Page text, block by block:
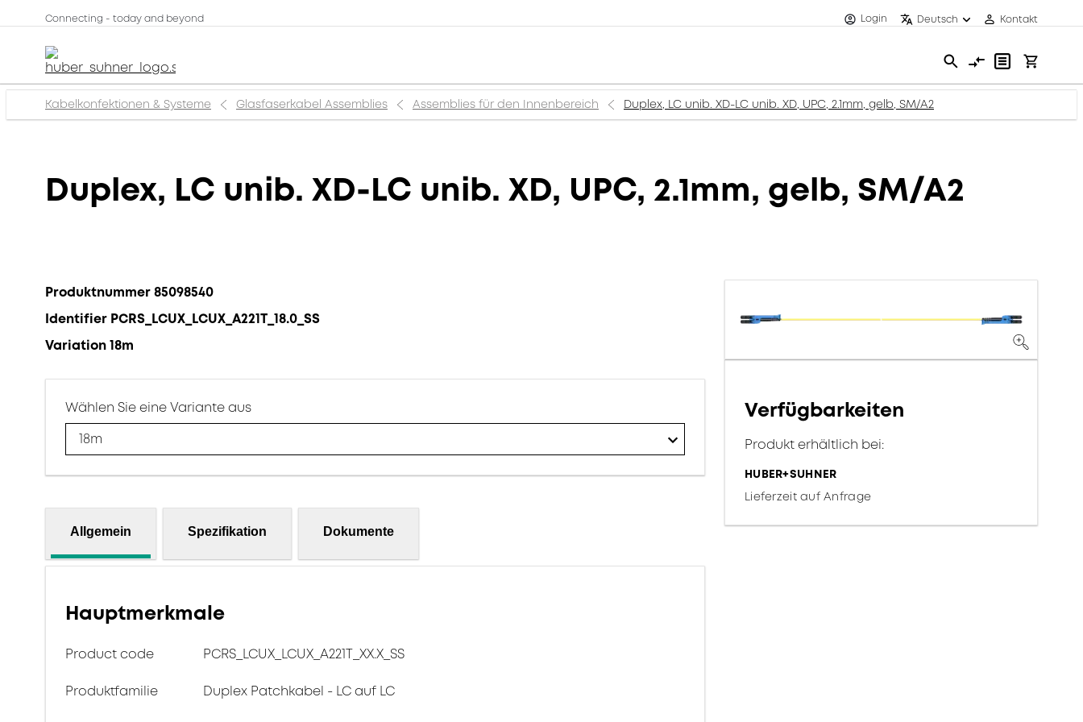
Connecting - today and beyond Login Deutsch Kontakt
Kabelkonfektionen & Systeme Glasfaserkabel Assemblies Assemblies für den Innenbereich Duplex, LC unib. XD-LC unib. XD, UPC, 2.1mm, gelb, SM/A2
Duplex, LC unib. XD-LC unib. XD, UPC, 2.1mm, gelb, SM/A2
Produktnummer 85098540
Identifier PCRS_LCUX_LCUX_A221T_18.0_SS
Variation 18m
Wählen Sie eine Variante aus
18m
Allgemein Spezifikation Dokumente
Hauptmerkmale
Product code PCRS_LCUX_LCUX_A221T_XX.X_SS
Produktfamilie Duplex Patchkabel - LC auf LC
Verfügbarkeiten
Produkt erhältlich bei:
HUBER+SUHNER
Lieferzeit auf Anfrage